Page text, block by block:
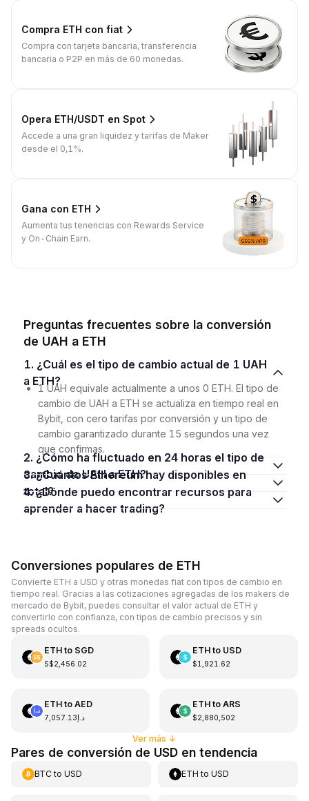
Compra ETH con fiat
Compra con tarjeta bancaria, transferencia
bancaria o P2P en más de 60 monedas.
Opera ETH/USDT en Spot
Accede a una gran liquidez y tarifas de Maker
desde el 0,1%.
Gana con ETH
Aumenta tus tenencias con Rewards Service
y On-Chain Earn.
Preguntas frecuentes sobre la conversión
de UAH a ETH
1. ¿Cuál es el tipo de cambio actual de 1 UAH
a ETH?
1 UAH equivale actualmente a unos 0 ETH. El tipo de
cambio de UAH a ETH se actualiza en tiempo real en
Bybit, con cero tarifas por conversión y un tipo de
cambio garantizado durante 15 segundos una vez
que confirmas.
2. ¿Cómo ha fluctuado en 24 horas el tipo de
cambio de UAH a ETH?
3. ¿Cuántos Ethereum hay disponibles en
total?
4. ¿Dónde puedo encontrar recursos para
aprender a hacer trading?
Conversiones populares de ETH
Convierte ETH a USD y otras monedas fiat con tipos de cambio en
tiempo real. Gracias a las cotizaciones agregadas de los makers de
mercado de Bybit, puedes consultar el valor actual de ETH y
convertirlo con confianza, con tipos de cambio precisos y sin
spreads ocultos.
ETHto SGD
S$2,456.02
ETHto USD
$1,921.62
ETHto AED
د.إ7,057.13
ETHto ARS
$2,880,502
Ver más ↓
Pares de conversión de USD en tendencia
BTCto USD ETH toUSD